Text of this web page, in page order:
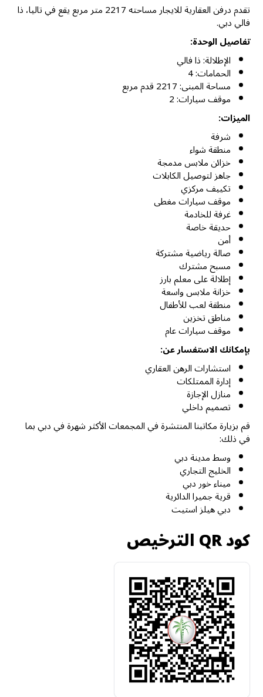
تقدم درفن العقارية للايجار مساحته 2217 متر مربع يقع في تاليا، ذا
فالي دبي.
تفاصيل الوحدة:
الإطلالة: ذا فالي
الحمامات: 4
مساحة المبنى: 2217 قدم مربع
موقف سيارات: 2
الميزات:
شرفة
منطقة شواء
خزائن ملابس مدمجة
جاهز لتوصيل الكابلات
تكييف مركزي
موقف سيارات مغطى
غرفة للخادمة
حديقة خاصة
أمن
صالة رياضية مشتركة
مسبح مشترك
إطلالة على معلم بارز
خزانة ملابس واسعة
منطقة لعب للأطفال
مناطق تخزين
موقف سيارات عام
بإمكانك الاستفسار عن:
استشارات الرهن العقاري
إدارة الممتلكات
منازل الإجازة
تصميم داخلي
قم بزيارة مكاتبنا المنتشرة في المجمعات الأكثر شهرة في دبي بما
في ذلك:
وسط مدينة دبي
الخليج التجاري
ميناء خور دبي
قرية جميرا الدائرية
دبي هيلز استيت
كود QR الترخيص